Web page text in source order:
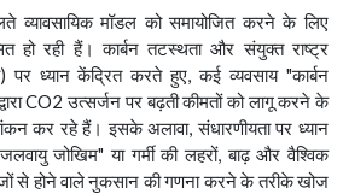
व्यावसायिक मॉडल को समायोजित करने के लिए
हो रही हैं। कार्बन तटस्थता और संयुक्त राष्ट्र
पर ध्यान केंद्रित करते हुए, कई व्यवसाय "कार्बन
CO2 उत्सर्जन पर बढ़ती कीमतों को लागू करने के
कर रहे हैं। इसके अलावा, संधारणीयता पर ध्यान
जोखिम" या गर्मी की लहरों, बाढ़ और वैश्विक
से होने वाले नुकसान की गणना करने के तरीके खोज